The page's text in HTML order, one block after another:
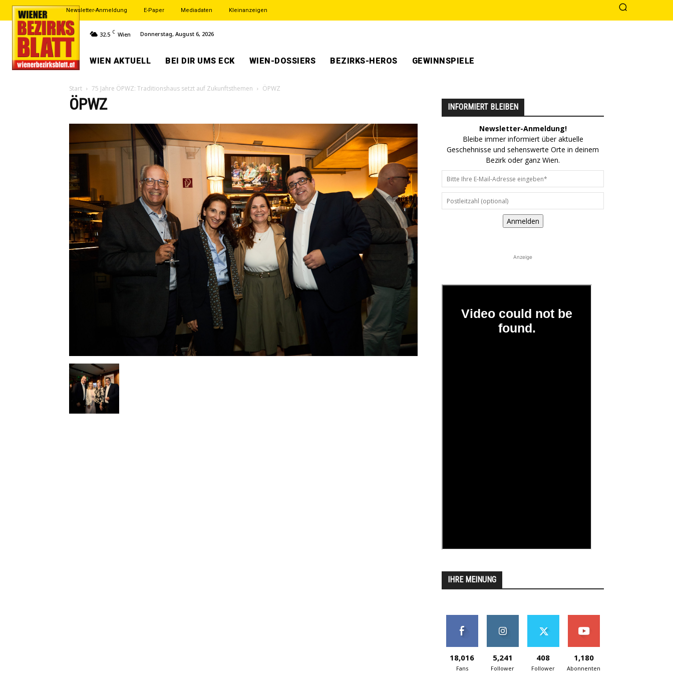
Newsletter-Anmeldung E-Paper Mediadaten Kleinanzeigen
32.5 C Wien Donnerstag, August 6, 2026
WIEN AKTUELL BEI DIR UMS ECK WIEN-DOSSIERS BEZIRKS-HEROS GEWINNSPIELE
Start 75 Jahre ÖPWZ: Traditionshaus setzt auf Zukunftsthemen ÖPWZ
ÖPWZ INFORMIERT BLEIBEN
Newsletter-Anmeldung!
Bleibe immer informiert über aktuelle
Geschehnisse und sehenswerte Orte in deinem
Bezirk oder ganz Wien.
Anmelden
Anzeige
IHRE MEINUNG
18,016
Fans
5,241
Follower
408
Follower
1,180
Abonnenten